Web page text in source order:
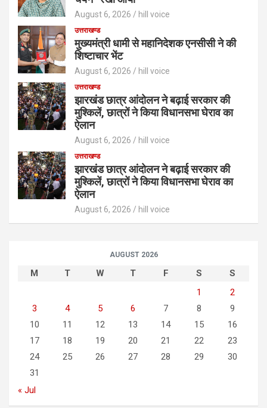
August 6, 2026 hill voice
उत्तराखण्ड
मुख्यमंत्री धामी से महानिदेशक एनसीसी ने की
शिष्टाचार भेंट
August 6, 2026 hill voice
उत्तराखण्ड
झारखंड छात्र आंदोलन ने बढ़ाई सरकार की
मुश्किलें, छात्रों ने किया विधानसभा घेराव का
ऐलान
August 6, 2026 hill voice
उत्तराखण्ड
झारखंड छात्र आंदोलन ने बढ़ाई सरकार की
मुश्किलें, छात्रों ने किया विधानसभा घेराव का
ऐलान
August 6, 2026 hill voice
AUGUST 2026
M T W T F S
S
1
2
3
4 5 6 7 8
9
10
11 12 13 14 15
16
17
18 19 20 21 22
23
24
25 26 27 28 29
30
31
« Jul